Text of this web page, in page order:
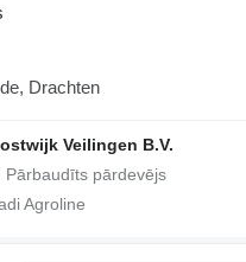
Drachten
Veilingen B.V.
Agroline